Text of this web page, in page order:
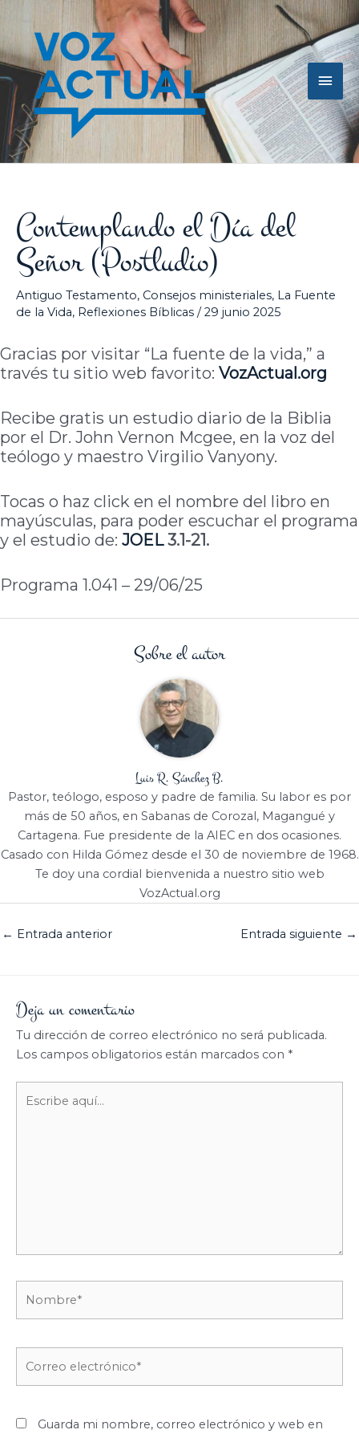
contenido
Contemplando el Día del
Señor (Postludio)
Antiguo Testamento, Consejos ministeriales, La Fuente
de la Vida, Reflexiones Bíblicas /29 junio 2025
Gracias por visitar “La fuente de la vida,” a
través tu sitio web favorito: VozActual.org
Recibe gratis un estudio diario de la Biblia
por el Dr. John Vernon Mcgee, en la voz del
teólogo y maestro Virgilio Vanyony.
Tocas o haz click en el nombre del libro en
mayúsculas, para poder escuchar el programa
y el estudio de: JOEL 3.1-21.
Programa 1.041 – 29/06/25
Sobre el autor
Luis R. Sánchez B.
Pastor, teólogo, esposo y padre de familia. Su labor es por
más de 50 años, en Sabanas de Corozal, Magangué y
Cartagena. Fue presidente de la AIEC en dos ocasiones.
Casado con Hilda Gómez desde el 30 de noviembre de 1968.
Te doy una cordial bienvenida a nuestro sitio web
VozActual.org
← Entrada anterior Entrada siguiente →
Deja un comentario
Tu dirección de correo electrónico no será publicada.
Los campos obligatorios están marcados con *
aquí...
Guarda mi nombre, correo electrónico y web en